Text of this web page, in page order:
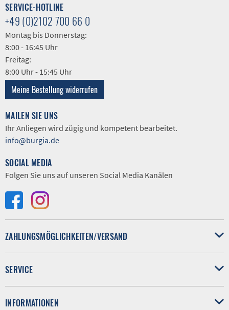
SERVICE-HOTLINE
+49 (0)2102 700 66 0
Montag bis Donnerstag:
8:00 - 16:45 Uhr
Freitag:
8:00 Uhr - 15:45 Uhr
Meine Bestellung widerrufen
MAILEN SIE UNS
Ihr Anliegen wird zügig und kompetent bearbeitet.
info@burgia.de
SOCIAL MEDIA
Folgen Sie uns auf unseren Social Media Kanälen
ZAHLUNGSMÖGLICHKEITEN/VERSAND
SERVICE
INFORMATIONEN